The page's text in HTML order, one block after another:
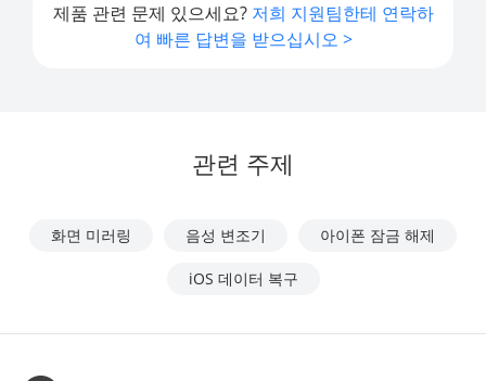
제품 관련 문제 있으세요? 저희 지원팀한테 연락하
여 빠른 답변을 받으십시오 >
관련 주제
화면 미러링 음성 변조기 아이폰 잠금 해제
iOS 데이터 복구